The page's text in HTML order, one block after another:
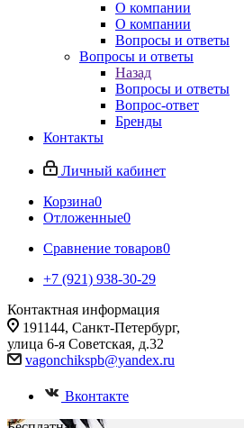
О компании
О компании
Вопросы и ответы
Вопросы и ответы
Назад
Вопросы и ответы
Вопрос-ответ
Бренды
Контакты
Личный кабинет
Корзина0
Отложенные0
Сравнение товаров0
+7 (921) 938-30-29
Контактная информация
191144, Санкт-Петербург,
улица 6-я Советская, д.32
vagonchikspb@yandex.ru
Вконтакте